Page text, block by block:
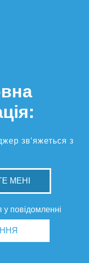
зв'яжеться з
МЕНІ
повідомленні